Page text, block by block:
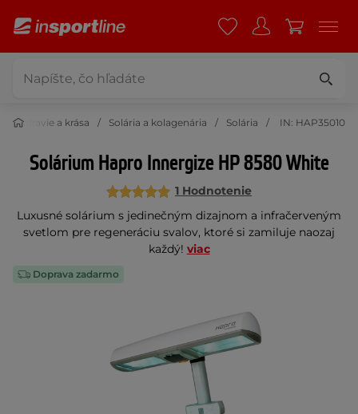
Zdravie a krása Solária a kolagenária Solária IN: HAP35010
Solárium Hapro Innergize HP 8580 White
1 Hodnotenie
Luxusné solárium s jedinečným dizajnom a infračerveným
svetlom pre regeneráciu svalov, ktoré si zamiluje naozaj
každý! viac
Doprava zadarmo